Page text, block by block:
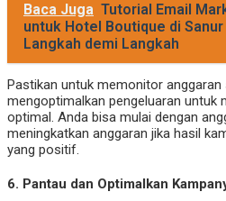
Baca Juga Tutorial Email
untuk Hotel Boutique di Sanur
Langkah demi Langkah
Pastikan untuk memonitor anggaran
mengoptimalkan pengeluaran untuk
optimal. Anda bisa mulai dengan
meningkatkan anggaran jika hasil
yang positif.
6. Pantau dan Optimalkan